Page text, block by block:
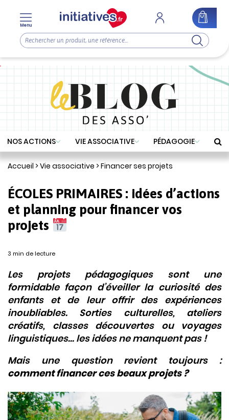
NOS ACTIONS VIE ASSOCIATIVE PÉDAGOGIE
Accueil >Vie associative >Financer ses projets
ÉCOLES PRIMAIRES : idées d’actions
et planning pour financer vos
projets
3 min de lecture
Les projets pédagogiques sont une
formidable façon d’éveiller la curiosité des
enfants et de leur offrir des expériences
inoubliables. Sorties culturelles, ateliers
créatifs, classes découvertes ou voyages
linguistiques… les idées ne manquent pas !
Mais une question revient toujours :
comment financer ces beaux projets ?
Menu